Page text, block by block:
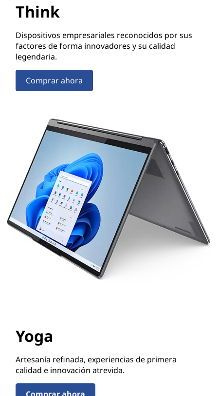
Think
Dispositivos empresariales reconocidos por sus
factores de forma innovadores y su calidad
legendaria.
Comprar ahora
Yoga
Artesanía refinada, experiencias de primera
calidad e innovación atrevida.